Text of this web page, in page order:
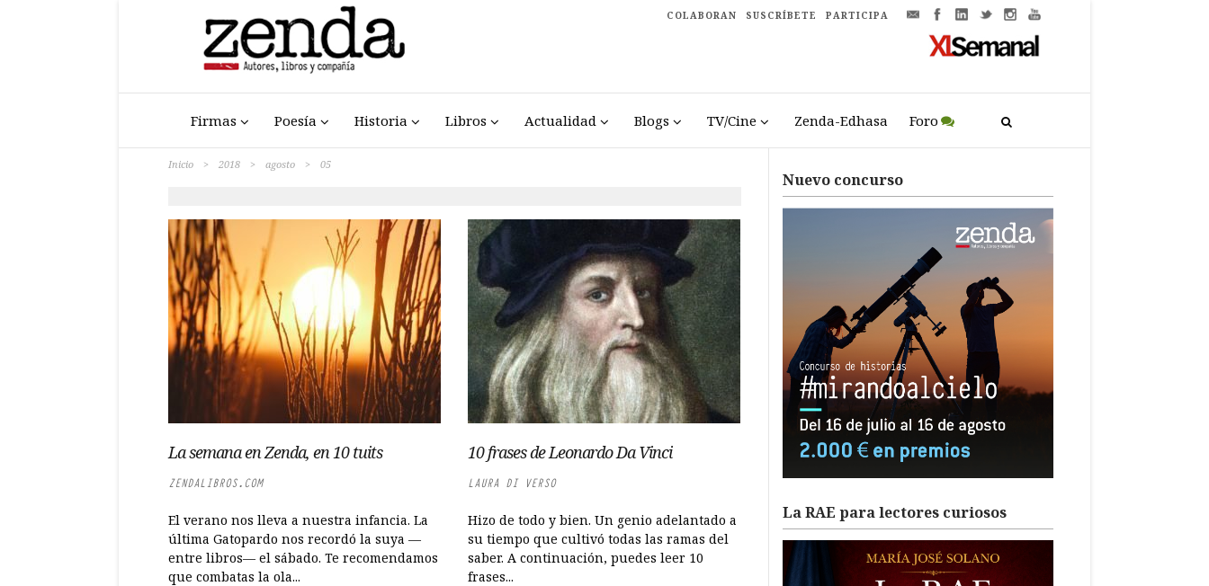
COLABORAN SUSCRÍBETE PARTICIPA
Firmas Poesía Historia Libros Actualidad Blogs TV/Cine Zenda-Edhasa Foro
Inicio > 2018 > agosto > 05
La semana en Zenda, en 10 tuits
ZENDALIBROS.COM
El verano nos lleva a nuestra infancia. La
última Gatopardo nos recordó la suya —
entre libros— el sábado. Te recomendamos
que combatas la ola...
10 frases de Leonardo Da Vinci
LAURA DI VERSO
Hizo de todo y bien. Un genio adelantado a
su tiempo que cultivó todas las ramas del
saber. A continuación, puedes leer 10
frases...
Nuevo concurso
La RAE para lectores curiosos